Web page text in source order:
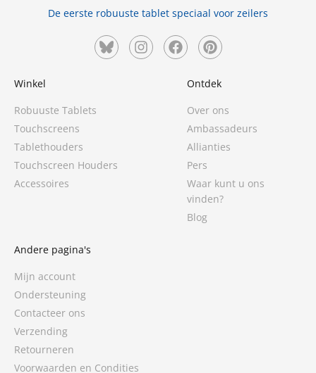
De eerste robuuste tablet speciaal voor zeilers
Winkel
Robuuste Tablets
Touchscreens
Tablethouders
Touchscreen Houders
Accessoires
Ontdek
Over ons
Ambassadeurs
Allianties
Pers
Waar kunt u ons
vinden?
Blog
Andere pagina's
Mijn account
Ondersteuning
Contacteer ons
Verzending
Retourneren
Voorwaarden en Condities